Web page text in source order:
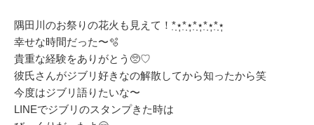
隅田川のお祭りの花火も見えて！*̣̩⋆̩*̣̩⋆̩*̣̩⋆̩*̣̩⋆̩*̣̩⋆̩
幸せな時間だった〜🫧
貴重な経験をありがとう🥺♡
彼氏さんがジブリ好きなの解散してから知ったから笑
今度はジブリ語りたいな〜
LINEでジブリのスタンプきた時は